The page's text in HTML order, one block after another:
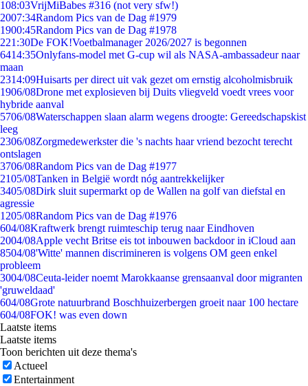
108:03VrijMiBabes #316 (not very sfw!)
2007:34Random Pics van de Dag #1979
1900:45Random Pics van de Dag #1978
221:30De FOK!Voetbalmanager 2026/2027 is begonnen
6414:35Onlyfans-model met G-cup wil als NASA-ambassadeur naar
maan
2314:09Huisarts per direct uit vak gezet om ernstig alcoholmisbruik
1906/08Drone met explosieven bij Duits vliegveld voedt vrees voor
hybride aanval
5706/08Waterschappen slaan alarm wegens droogte: Gereedschapskist
leeg
2306/08Zorgmedewerkster die 's nachts haar vriend bezocht terecht
ontslagen
3706/08Random Pics van de Dag #1977
2105/08Tanken in België wordt nóg aantrekkelijker
3405/08Dirk sluit supermarkt op de Wallen na golf van diefstal en
agressie
1205/08Random Pics van de Dag #1976
604/08Kraftwerk brengt ruimteschip terug naar Eindhoven
2004/08Apple vecht Britse eis tot inbouwen backdoor in iCloud aan
8504/08'Witte' mannen discrimineren is volgens OM geen enkel
probleem
3004/08Ceuta-leider noemt Marokkaanse grensaanval door migranten
'gruweldaad'
604/08Grote natuurbrand Boschhuizerbergen groeit naar 100 hectare
604/08FOK! was even down
Laatste items
Laatste items
Toon berichten uit deze thema's
Actueel
Entertainment